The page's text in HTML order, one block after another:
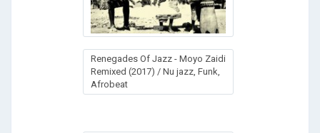
Renegades Of Jazz - Moyo Zaidi
Remixed (2017) / Nu jazz, Funk,
Afrobeat